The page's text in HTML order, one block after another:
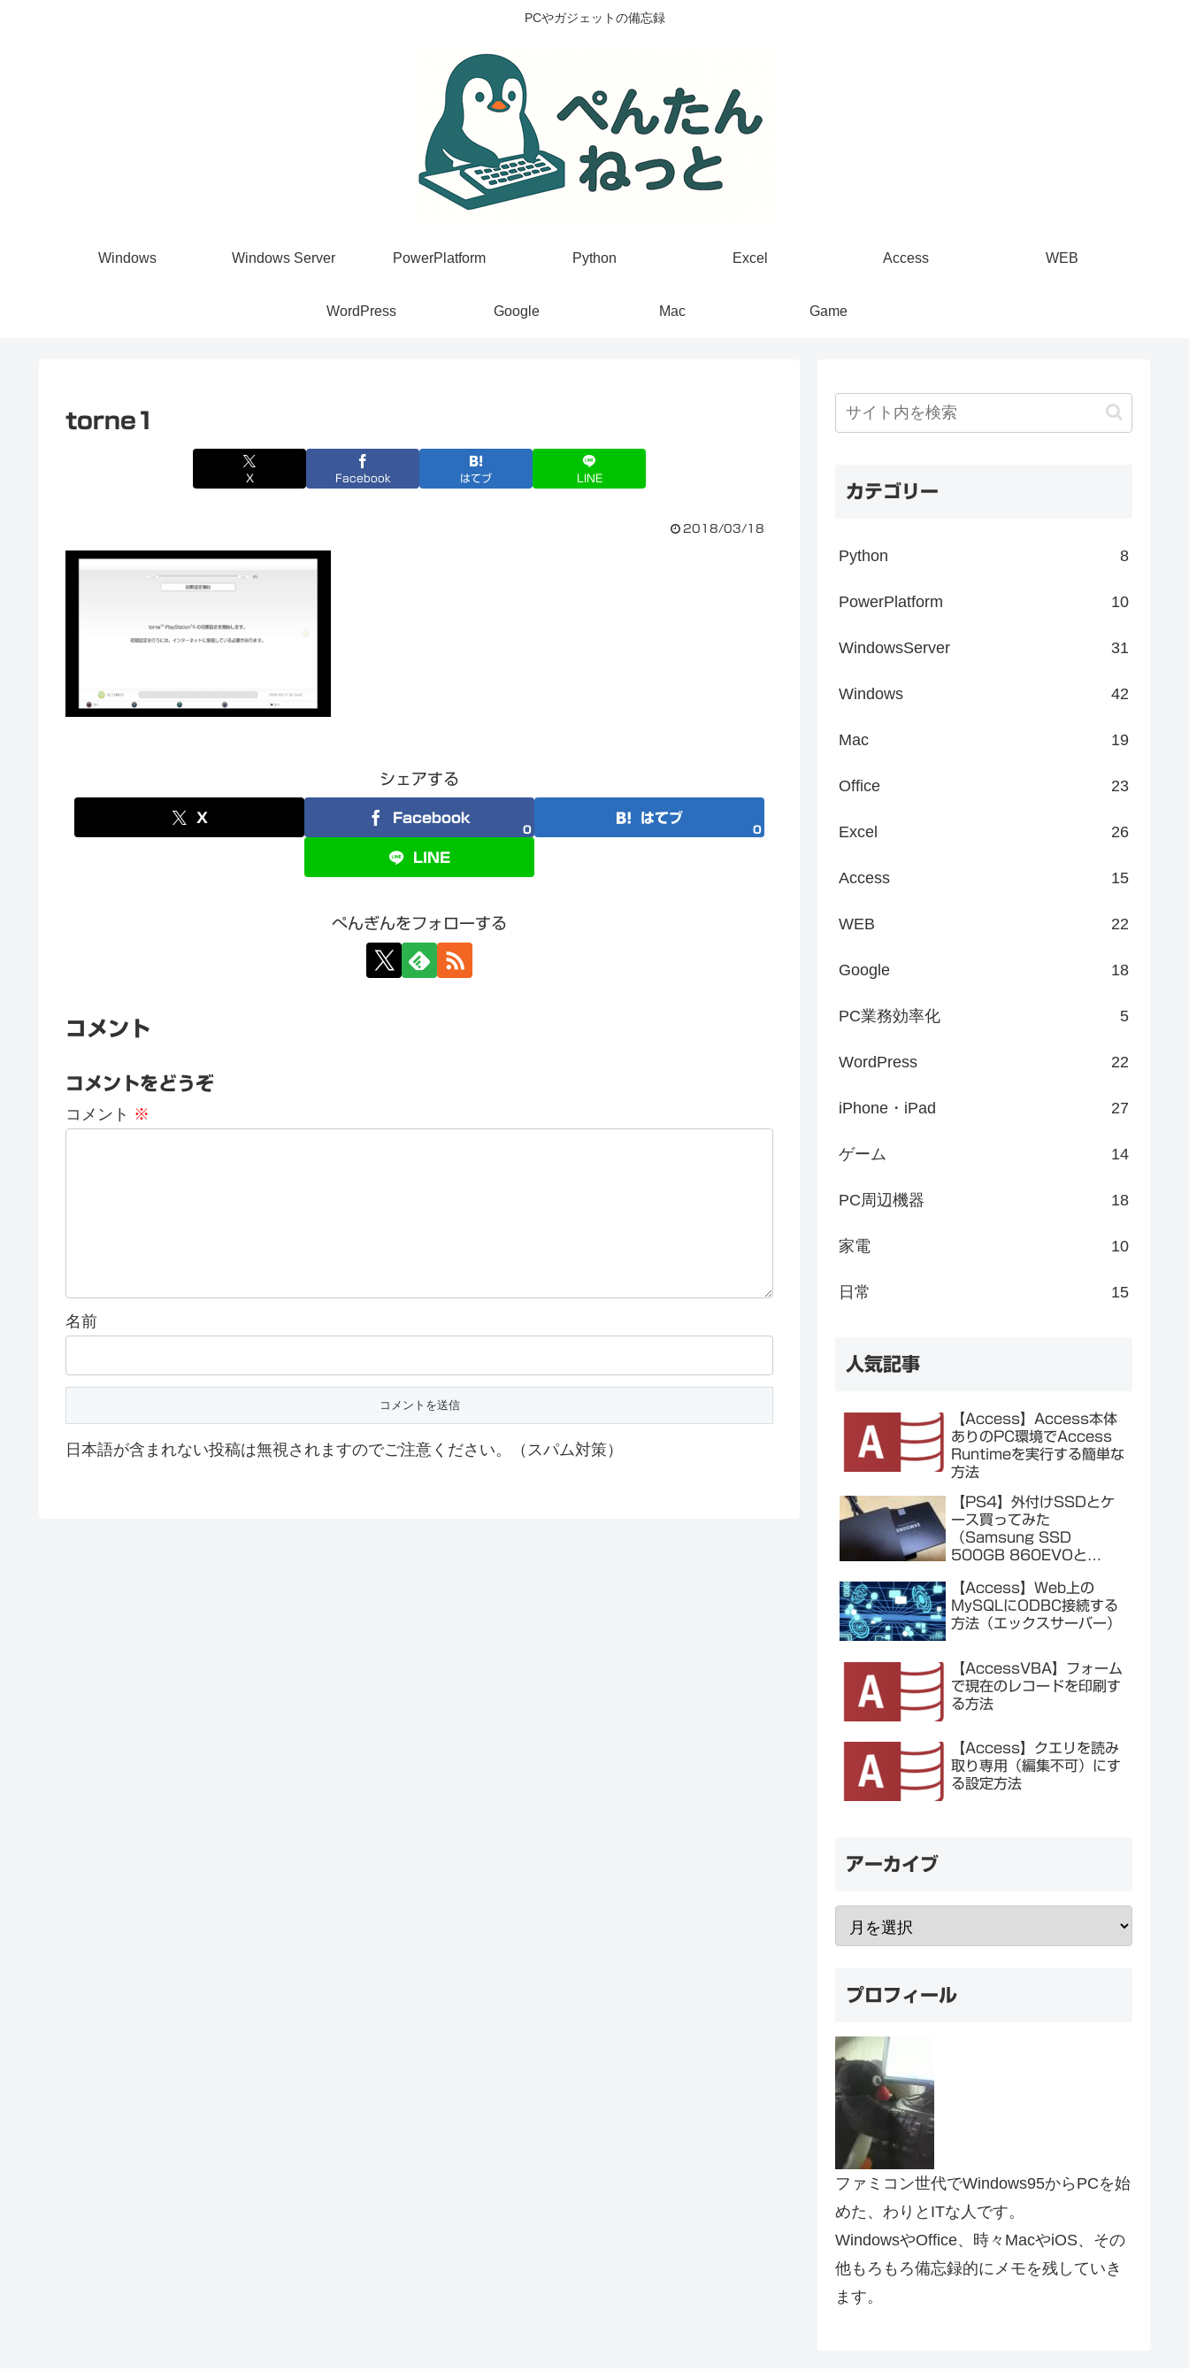
PCやガジェットの備忘録
Windows Windows Server PowerPlatform Python Excel Access WEB
WordPress Google Mac Game
torne1
X Facebook はてブ LINE
2018/03/18
シェアする
X Facebook
0
はてブ
0
LINE
ぺんぎんをフォローする
コメント
コメントをどうぞ
コメント ※
名前
日本語が含まれない投稿は無視されますのでご注意ください。（スパム対策）
カテゴリー
Python 8
PowerPlatform 10
WindowsServer 31
Windows 42
Mac 19
Office 23
Excel 26
Access 15
WEB 22
Google 18
PC業務効率化 5
WordPress 22
iPhone・iPad 27
ゲーム 14
PC周辺機器 18
家電 10
日常 15
人気記事
【Access】Access本体
ありのPC環境でAccess
Runtimeを実行する簡単な
方法
【PS4】外付けSSDとケ
ース買ってみた
（Samsung SSD
500GB 860EVOと
【Access】Web上の
MySQLにODBC接続する
方法（エックスサーバー）
【AccessVBA】フォーム
で現在のレコードを印刷す
る方法
【Access】クエリを読み
取り専用（編集不可）にす
る設定方法
アーカイブ
プロフィール
ファミコン世代でWindows95からPCを始
めた、わりとITな人です。
WindowsやOffice、時々MacやiOS、その
他もろもろ備忘録的にメモを残していき
ます。